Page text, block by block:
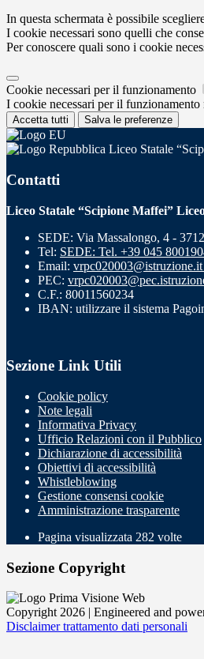
In questa schermata è possibile
I cookie necessari sono quelli che
Per conoscere quali sono i cookie
Cookie necessari per il funzionamento
I cookie necessari per il
Accetta tutti Salva le preferenze
Liceo Statale
Contatti
Liceo Statale “Scipione Maffei”
SEDE: Via Massalongo, 4 -
Tel: SEDE: Tel. +39 045
Email: vrpc020003@istruzione.it
PEC:
C.F.: 80011560234
IBAN: utilizzare il sistema
Sezione Link Utili
Cookie policy
Note legali
Informativa Privacy
Ufficio Relazioni con il Pubblico
Dichiarazione di accessibilità
Obiettivi di accessibilità
Whistleblowing
Gestione consensi cookie
Amministrazione trasparente
Pagina visualizzata 282 volte
Sezione Copyright
Copyright 2026 | Engineered and
Disclaimer trattamento dati personali